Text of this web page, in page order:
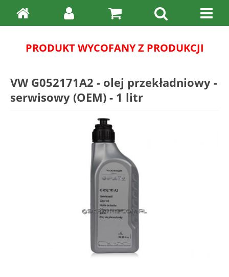
PRODUKT WYCOFANY Z PRODUKCJI
VW G052171A2 - olej przekładniowy -
serwisowy (OEM) - 1 litr